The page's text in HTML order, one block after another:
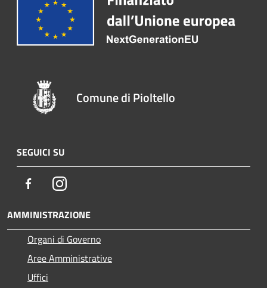
Comune di Pioltello
SEGUICI SU
FacebookInstagram
AMMINISTRAZIONE
Organi di Governo
Aree Amministrative
Uffici